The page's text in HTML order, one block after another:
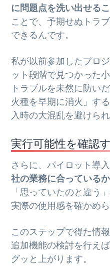
に問題点を洗い出せる
ことで、予期せぬトラ
できるんです。
私が以前参加したプロ
ット段階で見つかった
トラブルを未然に防い
火種を早期に消火」す
入時の大混乱を避けら
実行可能性を確認
さらに、パイロット導
社の業務に合っているか
「思っていたのと違う
実際の使用感を確かめら
このステップで得た情
追加機能の検討を行え
グッと上がります。